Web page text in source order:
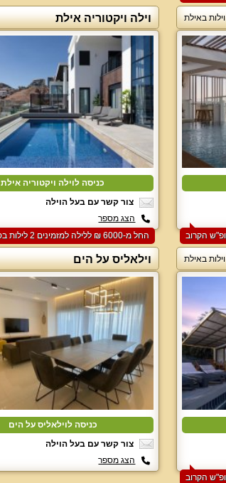
וילות באילת וילה ויקטוריה אילת
כניסה לוילה ויקטוריה אילת
צור קשר עם בעל הוילה
הצג מספר
החל מ-‏6000 ₪ ללילה למזמינים 2 לילות בסופ"ש הקרוב
וילות באילת וילאליס על הים
כניסה לוילאליס על הים
צור קשר עם בעל הוילה
הצג מספר